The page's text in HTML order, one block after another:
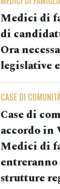
Medici di
di
Ora
legislative
CASE DI
Case di
accordo in
Medici di
strutture